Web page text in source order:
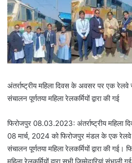
अंतर्राष्ट्रीय महिला दिवस के अवसर पर एक
संचालन पूर्णतया महिला रेलकर्मियों द्वारा की गई
फिरोजपुर 08.03.2023: अंतर्राष्ट्रीय
08 मार्च, 2024 को फिरोजपुर मंडल के एक
संचालन पूर्णतया महिला रेलकर्मियों द्वारा की
महिला रेलकर्मियों द्वारा सभी जिम्मेदारियां